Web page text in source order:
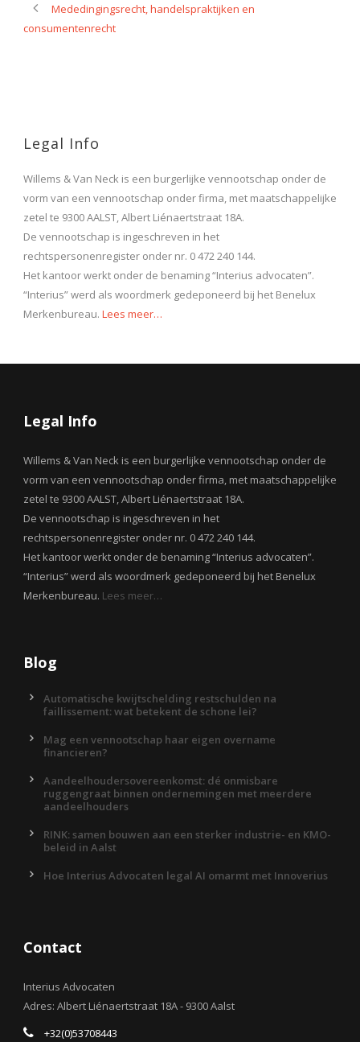
Mededingingsrecht, handelspraktijken en
consumentenrecht
Legal Info
Willems & Van Neck is een burgerlijke vennootschap onder de
vorm van een vennootschap onder firma, met maatschappelijke
zetel te 9300 AALST, Albert Liénaertstraat 18A.
De vennootschap is ingeschreven in het
rechtspersonenregister onder nr. 0 472 240 144.
Het kantoor werkt onder de benaming “Interius advocaten”.
“Interius” werd als woordmerk gedeponeerd bij het Benelux
Merkenbureau. Lees meer…
Legal Info
Willems & Van Neck is een burgerlijke vennootschap onder de
vorm van een vennootschap onder firma, met maatschappelijke
zetel te 9300 AALST, Albert Liénaertstraat 18A.
De vennootschap is ingeschreven in het
rechtspersonenregister onder nr. 0 472 240 144.
Het kantoor werkt onder de benaming “Interius advocaten”.
“Interius” werd als woordmerk gedeponeerd bij het Benelux
Merkenbureau. Lees meer…
Blog
Automatische kwijtschelding restschulden na
faillissement: wat betekent de schone lei?
Mag een vennootschap haar eigen overname
financieren?
Aandeelhoudersovereenkomst: dé onmisbare
ruggengraat binnen ondernemingen met meerdere
aandeelhouders
RINK: samen bouwen aan een sterker industrie- en KMO-
beleid in Aalst
Hoe Interius Advocaten legal AI omarmt met Innoverius
Contact
Interius Advocaten
Adres: Albert Liénaertstraat 18A - 9300 Aalst
+32(0)53708443